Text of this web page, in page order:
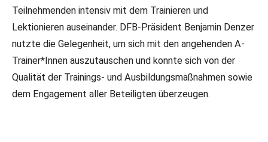
Teilnehmenden intensiv mit dem Trainieren und
Lektionieren auseinander. DFB-Präsident Benjamin Denzer
nutzte die Gelegenheit, um sich mit den angehenden A-
Trainer*Innen auszutauschen und konnte sich von der
Qualität der Trainings- und Ausbildungsmaßnahmen sowie
dem Engagement aller Beteiligten überzeugen.